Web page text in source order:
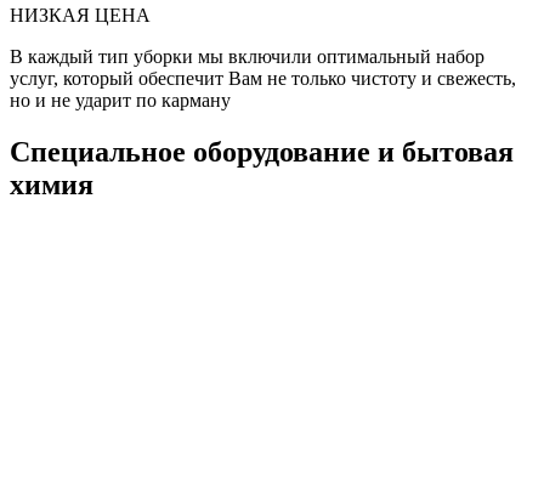
НИЗКАЯ ЦЕНА
В каждый тип уборки мы включили оптимальный набор
услуг, который обеспечит Вам не только чистоту и свежесть,
но и не ударит по карману
Специальное оборудование и бытовая
химия